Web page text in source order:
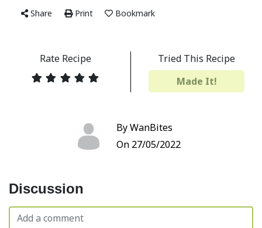
Share Print Bookmark
Rate Recipe
Tried This Recipe
Made It!
By WanBites
On 27/05/2022
Discussion